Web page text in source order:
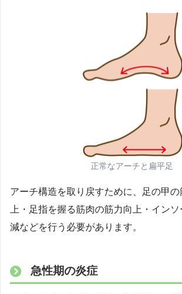
正常なアーチと扁平足
アーチ構造を取り戻すために、足の甲
上・足指を握る筋肉の筋力向上・イン
減などを行う必要があります。
急性期の炎症